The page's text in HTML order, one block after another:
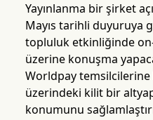
Yayınlanma bir şirket
Mayıs tarihli duyuruya
topluluk etkinliğinde
üzerine konuşma
Worldpay temsilcilerine
üzerindeki kilit bir
konumunu